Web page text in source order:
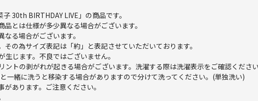
30th BIRTHDAY LIVE」の商品です。
とは仕様が多少異なる場合がございます。
る場合がございます。
の為サイズ表記は「約」と表記させていただいております。
じます。不良ではございません。
トの剥がれが起きる場合がございます。洗濯する際は洗濯表示をご確認くださ
一緒に洗うと移染する場合がありますので分けて洗ってください。(単独洗い)
あります。ご注意ください。